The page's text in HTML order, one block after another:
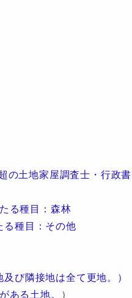
の土地家屋調査士・行政書
る種目：森林
種目：その他
び隣接地は全て更地。）
る土地。 ）